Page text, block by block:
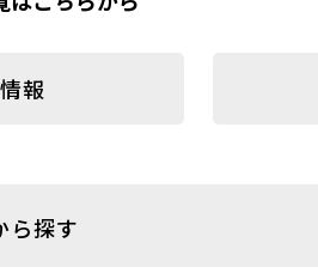
報
ら探す